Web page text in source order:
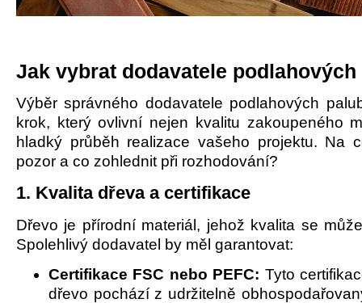
Jak vybrat dodavatele podlahových
Výběr správného dodavatele podlahových
krok, který ovlivní nejen kvalitu zakoupeného
hladký průběh realizace vašeho projektu. Na
pozor a co zohlednit při rozhodování?
1. Kvalita dřeva a certifikace
Dřevo je přírodní materiál, jehož kvalita se
Spolehlivý dodavatel by měl garantovat:
Certifikace FSC nebo PEFC: Tyto
dřevo pochází z udržitelně